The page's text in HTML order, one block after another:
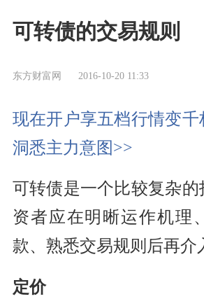
可转债的交易规则
东方财富网 2016-10-20 11:33
现在开户享五档行情变
洞悉主力意图>>
可转债是一个比较复杂的
资者应在明晰运作机理
款、熟悉交易规则后再介
定价